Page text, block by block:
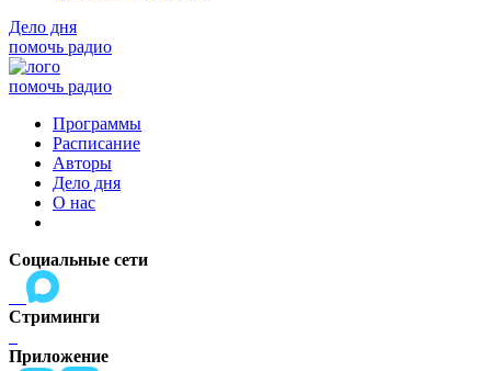
Дело дня
помочь радио
помочь радио
Программы
Расписание
Авторы
Дело дня
О нас
Социальные сети
Стриминги
Приложение